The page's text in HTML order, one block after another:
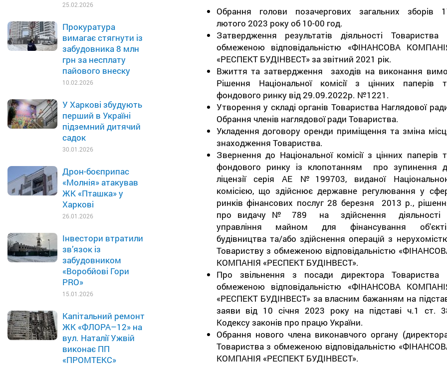
25.02.2026
Прокуратура
вимагає стягнути із
забудовника 8 млн
грн за несплату
пайового внеску
10.02.2026
У Харкові збудують
перший в Україні
підземний дитячий
садок
30.01.2026
Дрон-боєприпас
«Молнія» атакував
ЖК «Пташка» у
Харкові
26.01.2026
Інвестори втратили
зв’язок із
забудовником
«Воробйові Гори
PRO»
15.01.2026
Капітальний ремонт
ЖК «ФЛОРА–12» на
вул. Наталії Ужвій
виконає ПП
«ПРОМТЕКС»
Обрання голови позачергових загальних зборів
лютого 2023 року об 10-00 год.
Затвердження результатів діяльності Товариства
обмеженою відповідальністю «ФІНАНСОВА
«РЕСПЕКТ БУДІНВЕСТ» за звітний 2021 рік.
Вжиття та затвердження заходів на виконання
Рішення Національної комісії з цінних паперів
фондового ринку від 29.09.2022р. №1221.
Утворення у складі органів Товариства Наглядової
Обрання членів наглядової ради Товариства.
Укладення договору оренди приміщення та зміна
знаходження Товариства.
Звернення до Національної комісії з цінних паперів
фондового ринку із клопотанням про зупинення
ліцензії серія АЕ №199703, виданої
комісією, що здійснює державне регулювання у
ринків фінансових послуг 28 березня 2013 р.,
про видачу № 789 на здійснення діяльності
управління майном для фінансування
будівництва та/або здійснення операцій з
Товариству з обмеженою відповідальністю
КОМПАНІЯ «РЕСПЕКТ БУДІНВЕСТ».
Про звільнення з посади директора Товариства
обмеженою відповідальністю «ФІНАНСОВА
«РЕСПЕКТ БУДІНВЕСТ» за власним бажанням на
заяви від 10 січня 2023 року на підставі ч.1 ст.
Кодексу законів про працю України.
Обрання нового члена виконавчого органу
Товариства з обмеженою відповідальністю
КОМПАНІЯ «РЕСПЕКТ БУДІНВЕСТ».